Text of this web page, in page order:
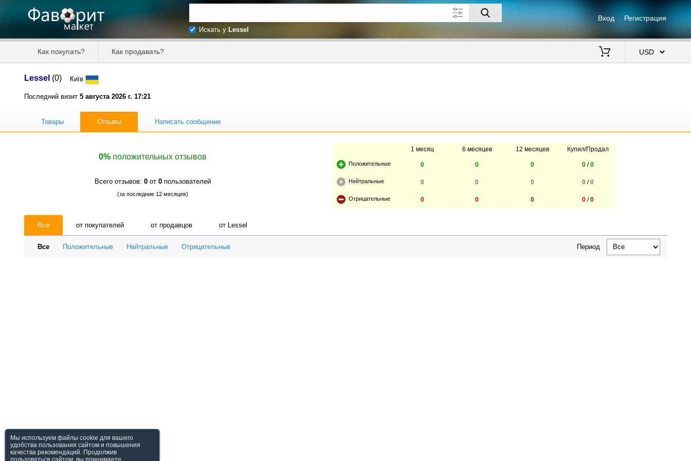
Вход Регистрация
Искать у Lessel
Как покупать? Как продавать?
Lessel (0) Київ
Последний визит 5 августа 2026 г. 17:21
Товары Отзывы Написать сообщение
0% положительных отзывов
Всего отзывов: 0 от 0 пользователей
(за последние 12 месяцев)
1 месяц 6 месяцев 12 месяцев Купил/Продал
Положительные 0 0 0 0/0
Нейтральные 0 0 0 0/0
Отрицательные 0 0 0 0/0
Все от покупателей от продавцов от Lessel
Все Положительные Нейтральные Отрицательные Период
Мы используем файлы cookie для вашего
удобства пользования сайтом и повышения
качества рекомендаций. Продолжив